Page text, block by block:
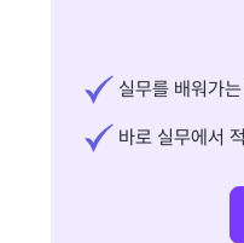
실무를 배워가
바로 실무에서